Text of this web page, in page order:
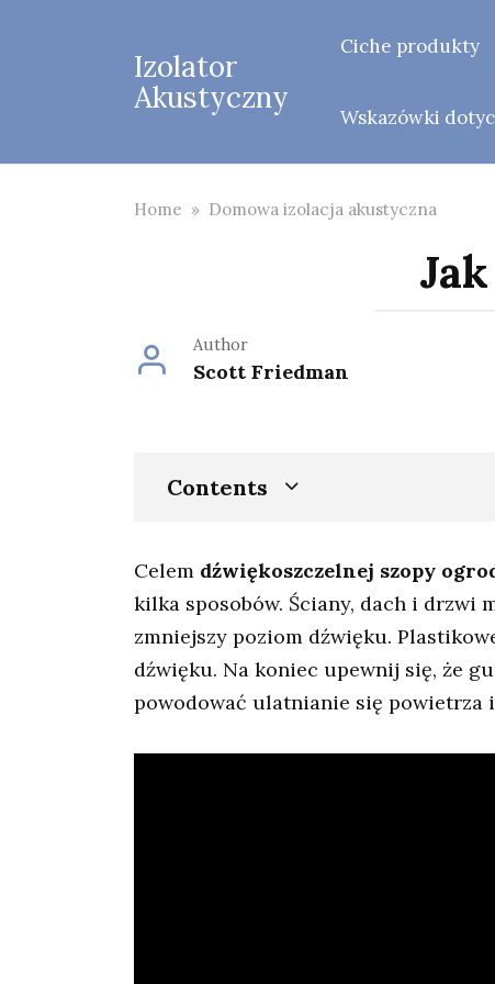
Izolator
Akustyczny
Ciche produkty
Wskazówki
Home » Domowa izolacja akustyczna
Author
Scott Friedman
Contents
Celem dźwiękoszczelnej szopy
kilka sposobów. Ściany, dach i drzwi
zmniejszy poziom dźwięku.
dźwięku. Na koniec upewnij się, że
powodować ulatnianie się